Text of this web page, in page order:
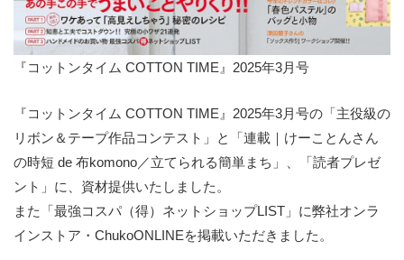
『コットンタイム COTTON TIME』2025年3月号
『コットンタイム COTTON TIME』2025年3月号の「主役級の
リボン＆テープ作品コンテスト」と「連載｜けーことんさん
の時短 de 布komono／立てられる簡単まち」、「読者プレゼ
ント」に、資材提供いたしました。
また「最強コスパ（得）ネットショップLIST」に弊社オンラ
インストア・ChukoONLINEを掲載いただきました。